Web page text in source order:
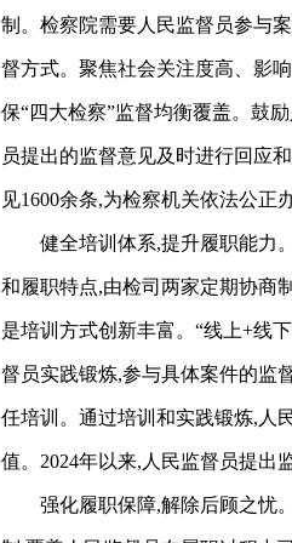
制。检察院需要人民监督员参与
督方式。聚焦社会关注度高、影
保“四大检察”监督均衡覆盖。鼓
员提出的监督意见及时进行回应
见1600余条,为检察机关依法公正
健全培训体系,提升履职能力。
和履职特点,由检司两家定期协商
是培训方式创新丰富。“线上+线
督员实践锻炼,参与具体案件的监
任培训。通过培训和实践锻炼,人
值。2024年以来,人民监督员提出
强化履职保障,解除后顾之忧。